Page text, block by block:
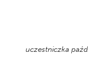
uczestniczka